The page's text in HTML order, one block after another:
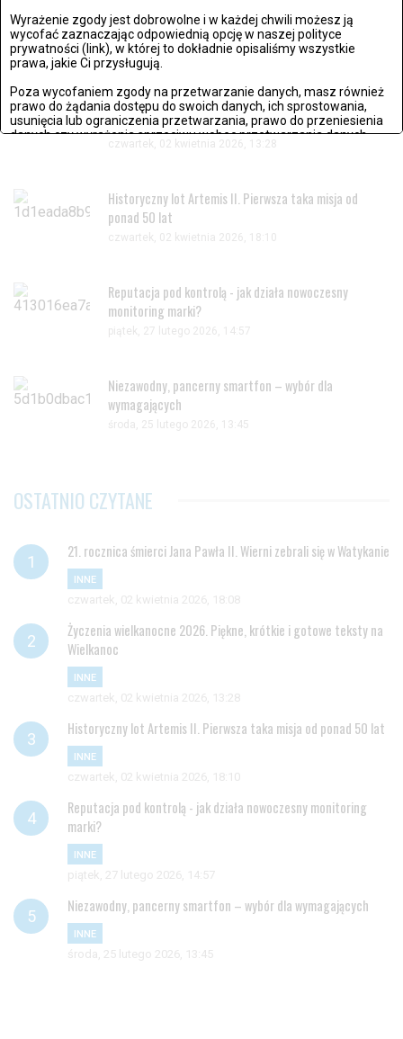
Wyrażenie zgody jest dobrowolne i w każdej chwili możesz ją
wycofać zaznaczając odpowiednią opcję w naszej polityce
prywatności (link), w której to dokładnie opisaliśmy wszystkie
prawa, jakie Ci przysługują.
Poza wycofaniem zgody na przetwarzanie danych, masz również
prawo do żądania dostępu do swoich danych, ich sprostowania,
usunięcia lub ograniczenia przetwarzania, prawo do przeniesienia
danych czy wyrażenia sprzeciwu wobec przetwarzania danych.
Wyrażam zgodę i przechodzę do serwisu
21. rocznica śmierci Jana Pawła II. Wierni zebrali się w
Watykanie
czwartek, 02 kwietnia 2026, 18:08
Życzenia wielkanocne 2026. Piękne, krótkie i gotowe
teksty na Wielkanoc
czwartek, 02 kwietnia 2026, 13:28
Historyczny lot Artemis II. Pierwsza taka misja od
ponad 50 lat
czwartek, 02 kwietnia 2026, 18:10
Reputacja pod kontrolą - jak działa nowoczesny
monitoring marki?
piątek, 27 lutego 2026, 14:57
Niezawodny, pancerny smartfon – wybór dla
wymagających
środa, 25 lutego 2026, 13:45
OSTATNIO CZYTANE
21. rocznica śmierci Jana Pawła II. Wierni zebrali się w Watykanie
INNE
czwartek, 02 kwietnia 2026, 18:08
Życzenia wielkanocne 2026. Piękne, krótkie i gotowe teksty na
Wielkanoc
INNE
czwartek, 02 kwietnia 2026, 13:28
Historyczny lot Artemis II. Pierwsza taka misja od ponad 50 lat
INNE
czwartek, 02 kwietnia 2026, 18:10
Reputacja pod kontrolą - jak działa nowoczesny monitoring
marki?
INNE
piątek, 27 lutego 2026, 14:57
Niezawodny, pancerny smartfon – wybór dla wymagających
INNE
środa, 25 lutego 2026, 13:45